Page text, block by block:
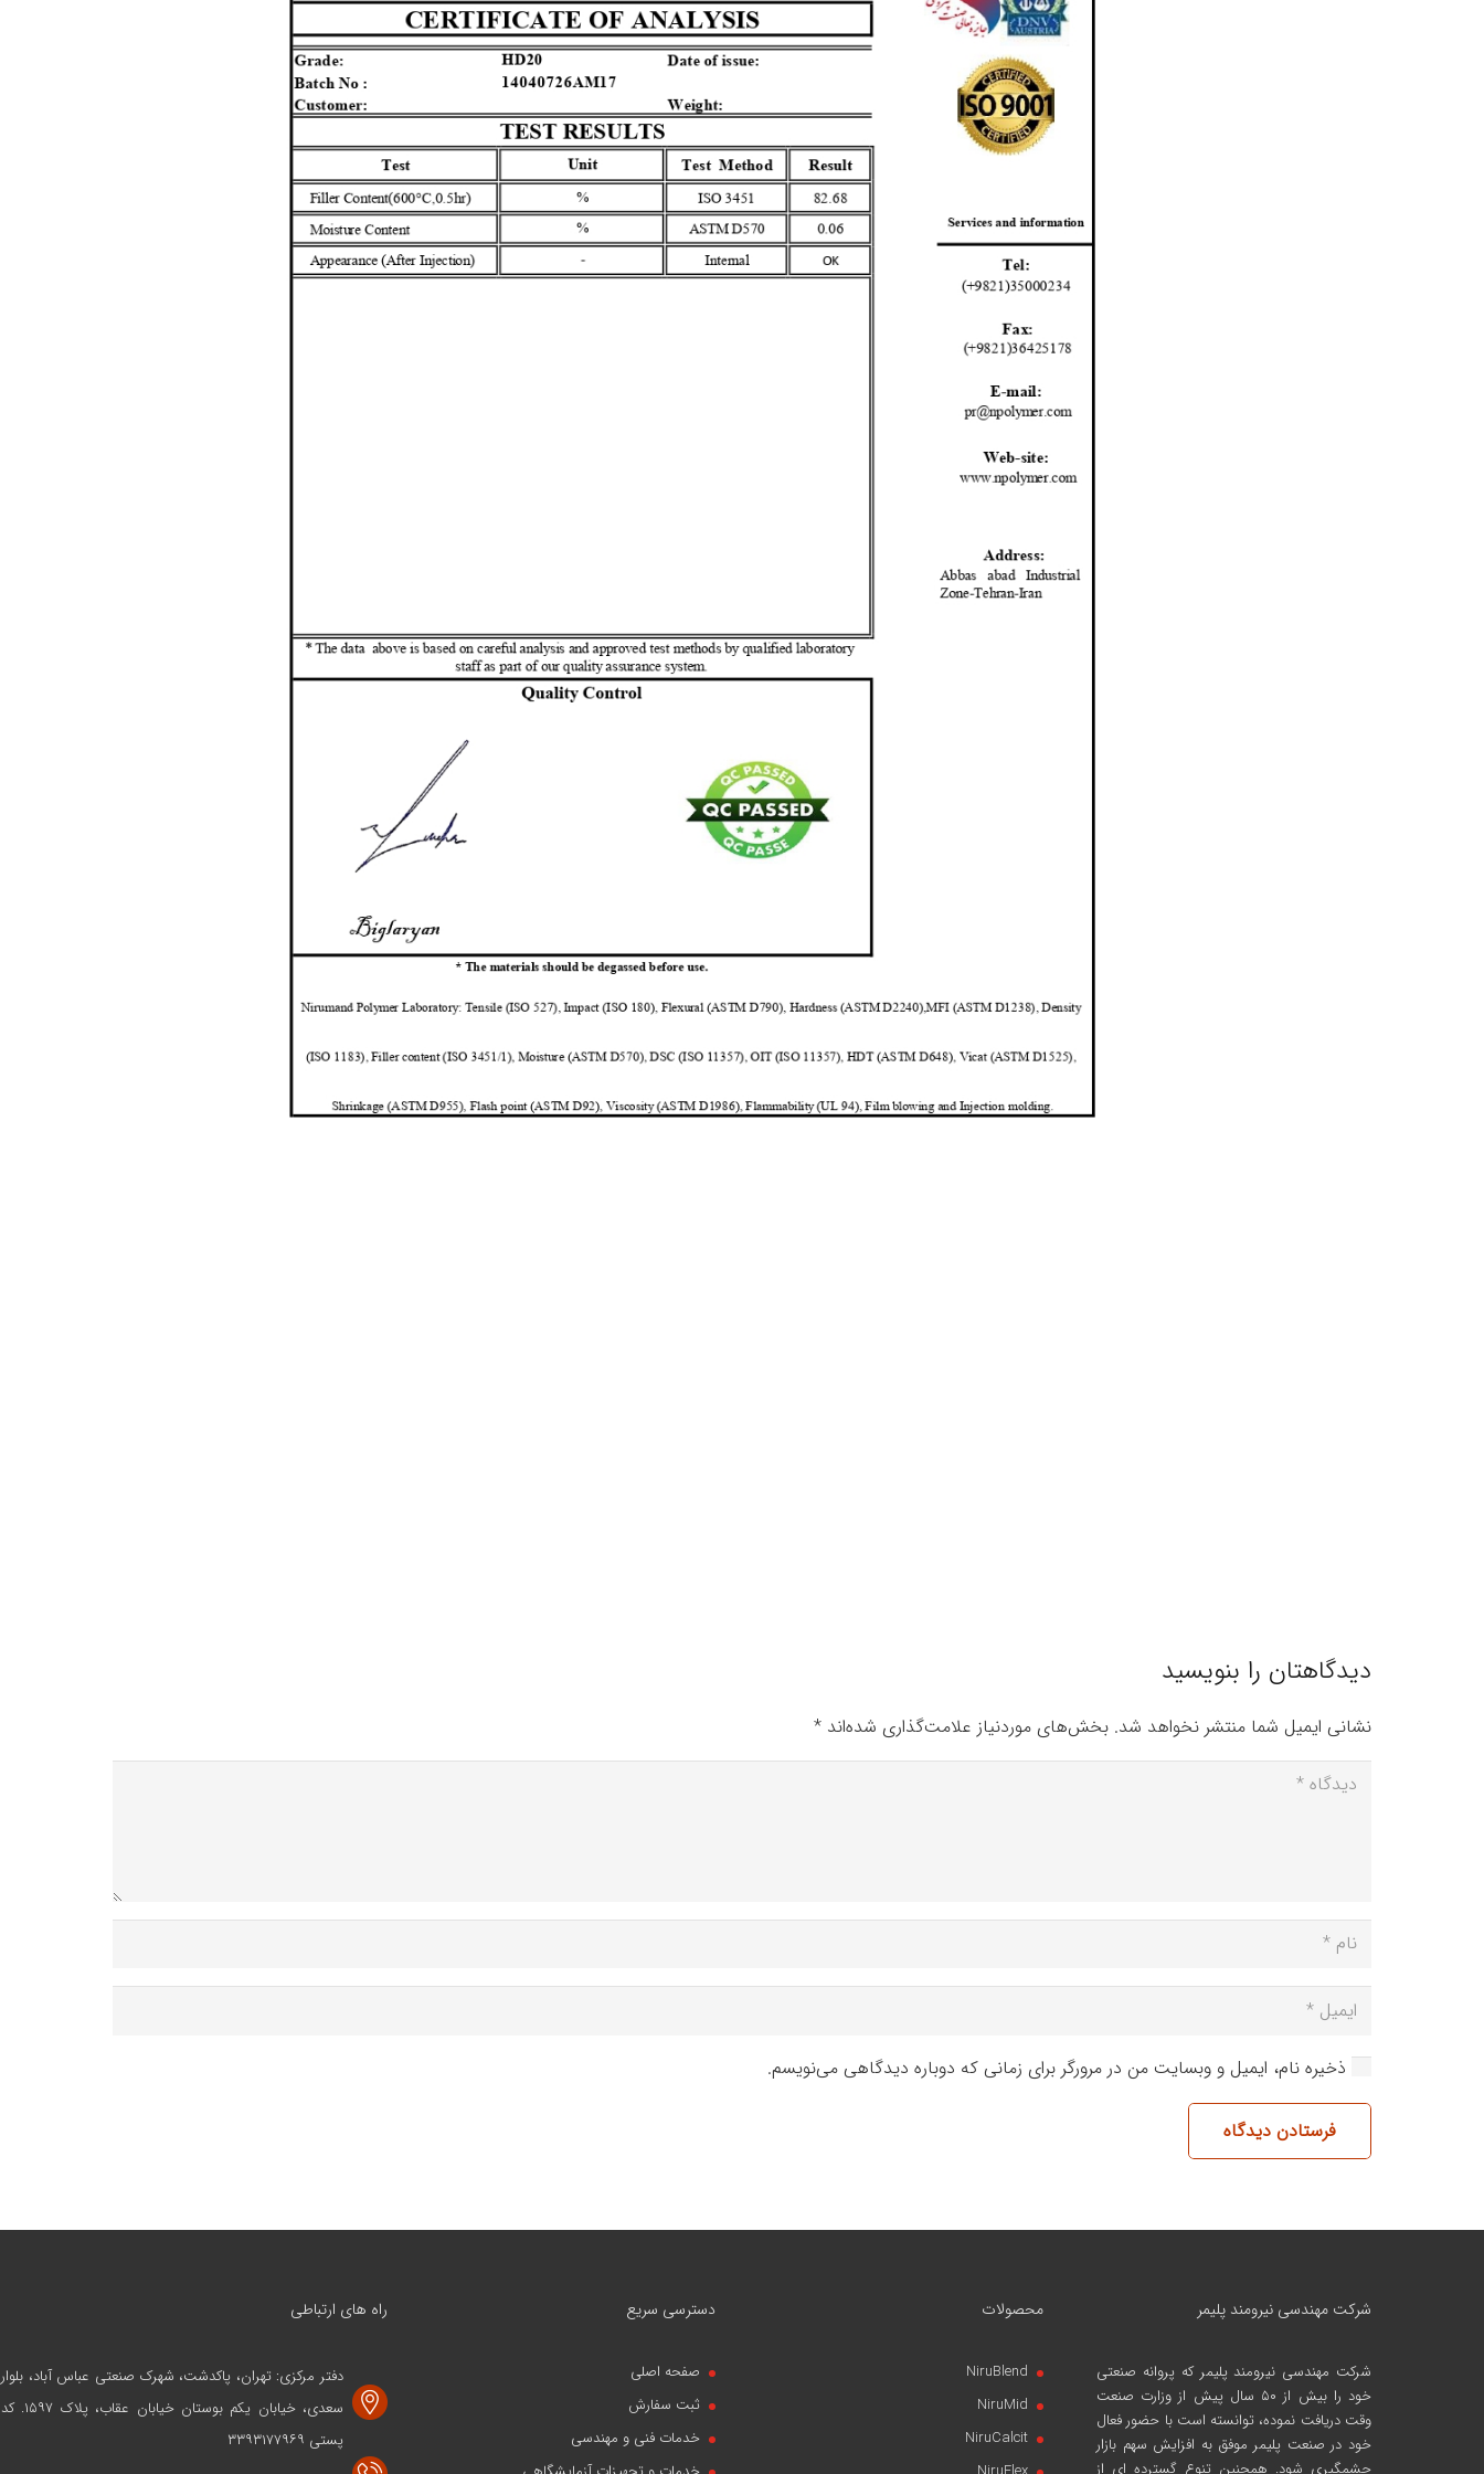
دیدگاهتان را بنویسید
نشانی ایمیل شما منتشر نخواهد شد. بخش‌های موردنیاز علامت‌گذاری شده‌اند *
ذخیره نام، ایمیل و وبسایت من در مرورگر برای زمانی که دوباره دیدگاهی می‌نویسم.
فرستادن دیدگاه
شرکت مهندسی نیرومند پلیمر
شرکت مهندسی نیرومند پلیمرکه پروانه صنعتی
خود را بیش از ۵۰ سال پیش از وزارت صنعت
وقت دریافت نموده، توانسته است با حضور فعال
خود در صنعت پلیمر موفق به افزایش سهم بازار
چشمگیری شود. همچنین تنوع گسترده ای از
محصولات
NiruBlend
NiruMid
NiruCalcit
دسترسی سریع
صفحه اصلی
ثبت سفارش
خدمات فنی و مهندسی
راه های ارتباطی
دفتر مرکزی: تهران، پاکدشت، شهرک صنعتی عباس آباد، بلوار
سعدی، خیابان یکم بوستان خیابان عقاب، پلاک ۱۵۹۷. کد
پستی ۳۳۹۳۱۷۷۹۶۹